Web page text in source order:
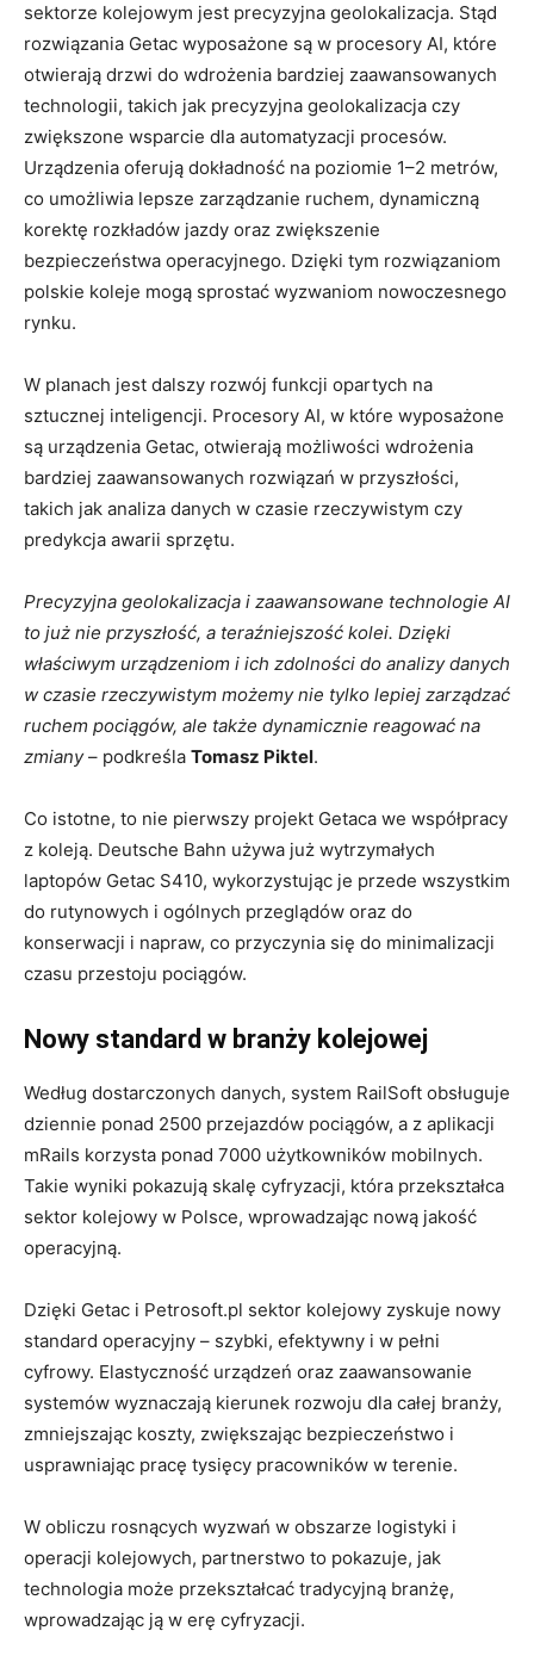
sektorze kolejowym jest precyzyjna geolokalizacja. Stąd
rozwiązania Getac wyposażone są w procesory AI, które
otwierają drzwi do wdrożenia bardziej zaawansowanych
technologii, takich jak precyzyjna geolokalizacja czy
zwiększone wsparcie dla automatyzacji procesów.
Urządzenia oferują dokładność na poziomie 1–2 metrów,
co umożliwia lepsze zarządzanie ruchem, dynamiczną
korektę rozkładów jazdy oraz zwiększenie
bezpieczeństwa operacyjnego. Dzięki tym rozwiązaniom
polskie koleje mogą sprostać wyzwaniom nowoczesnego
rynku.
W planach jest dalszy rozwój funkcji opartych na
sztucznej inteligencji. Procesory AI, w które wyposażone
są urządzenia Getac, otwierają możliwości wdrożenia
bardziej zaawansowanych rozwiązań w przyszłości,
takich jak analiza danych w czasie rzeczywistym czy
predykcja awarii sprzętu.
Precyzyjna geolokalizacja i zaawansowane technologie AI
to już nie przyszłość, a teraźniejszość kolei. Dzięki
właściwym urządzeniom i ich zdolności do analizy danych
w czasie rzeczywistym możemy nie tylko lepiej zarządzać
ruchem pociągów, ale także dynamicznie reagować na
zmiany– podkreśla Tomasz Piktel.
Co istotne, to nie pierwszy projekt Getaca we współpracy
z koleją. Deutsche Bahn używa już wytrzymałych
laptopów Getac S410, wykorzystując je przede wszystkim
do rutynowych i ogólnych przeglądów oraz do
konserwacji i napraw, co przyczynia się do minimalizacji
czasu przestoju pociągów.
Nowy standard w branży kolejowej
Według dostarczonych danych, system RailSoft obsługuje
dziennie ponad 2500 przejazdów pociągów, a z aplikacji
mRails korzysta ponad 7000 użytkowników mobilnych.
Takie wyniki pokazują skalę cyfryzacji, która przekształca
sektor kolejowy w Polsce, wprowadzając nową jakość
operacyjną.
Dzięki Getac i Petrosoft.pl sektor kolejowy zyskuje nowy
standard operacyjny – szybki, efektywny i w pełni
cyfrowy. Elastyczność urządzeń oraz zaawansowanie
systemów wyznaczają kierunek rozwoju dla całej branży,
zmniejszając koszty, zwiększając bezpieczeństwo i
usprawniając pracę tysięcy pracowników w terenie.
W obliczu rosnących wyzwań w obszarze logistyki i
operacji kolejowych, partnerstwo to pokazuje, jak
technologia może przekształcać tradycyjną branżę,
wprowadzając ją w erę cyfryzacji.